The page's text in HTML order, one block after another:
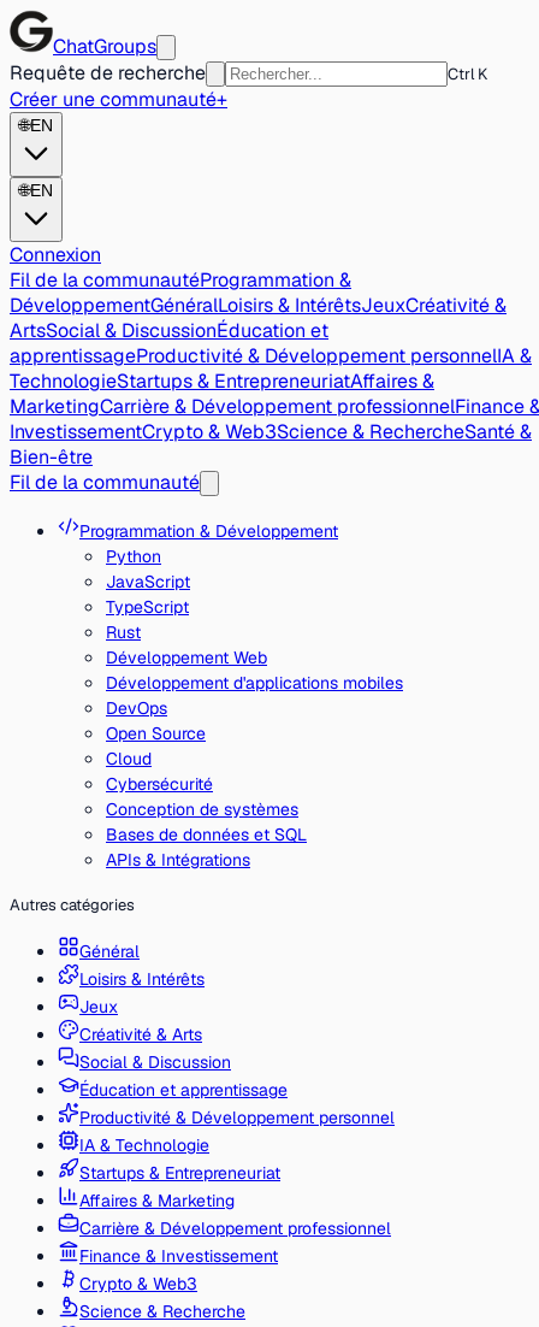
ChatGroups
Requête de recherche
Ctrl K
Créer une communauté+
🌐EN
🌐EN
Connexion
Fil de la communautéProgrammation &
DéveloppementGénéralLoisirs & IntérêtsJeuxCréativité &
ArtsSocial & DiscussionÉducation et
apprentissageProductivité & Développement personnelIA &
TechnologieStartups & EntrepreneuriatAffaires &
MarketingCarrière & Développement professionnelFinance
InvestissementCrypto & Web3Science & RechercheSanté &
Bien-être
Fil de la communauté
Programmation & Développement
Python
JavaScript
TypeScript
Rust
Développement Web
Développement d'applications mobiles
DevOps
Open Source
Cloud
Cybersécurité
Conception de systèmes
Bases de données et SQL
APIs & Intégrations
Autres catégories
Général
Loisirs & Intérêts
Jeux
Créativité & Arts
Social & Discussion
Éducation et apprentissage
Productivité & Développement personnel
IA & Technologie
Startups & Entrepreneuriat
Affaires & Marketing
Carrière & Développement professionnel
Finance & Investissement
Crypto & Web3
Science & Recherche